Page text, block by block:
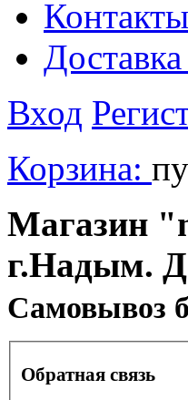
Контакты
Вход
Корзина:
Магазин
г.Надым.
Cамовывоз
Обратная связь